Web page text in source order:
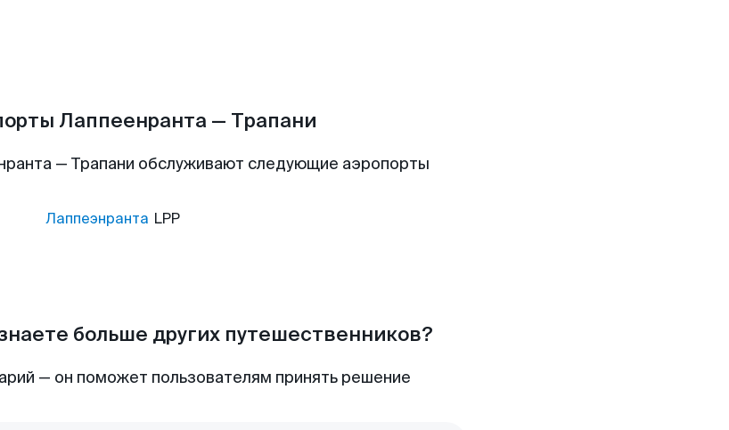
Лаппеенранта — Трапани
— Трапани обслуживают следующие аэропорты
Лаппеэнранта LPP
больше других путешественников?
— он поможет пользователям принять решение